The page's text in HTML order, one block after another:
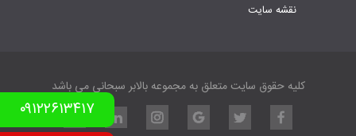
نقشه سایت
۰۹۱۲۲۶۱۳۴۱۷
کلیه حقوق سایت متعلق به مجموعه بالابر سبحانی می باشد